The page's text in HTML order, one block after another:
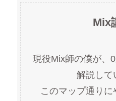
Mix
現役Mix師の僕が、
解説して
このマップ通りに